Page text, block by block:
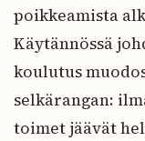
poikkeamista
Käytännössä
koulutus
selkärangan:
toimet jäävät